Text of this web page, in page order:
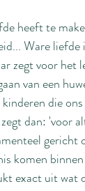
heeft te
Ware
zegt voor het
van een
die
dan: 'voor
gericht
komen
exact uit wat